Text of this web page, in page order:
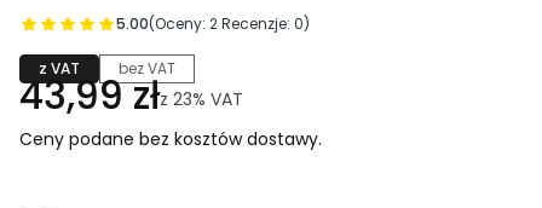
5.00(Oceny: 2 Recenzje: 0)
z VAT bez VAT
43,99 złz 23% VAT
Ceny podane bez kosztów dostawy.